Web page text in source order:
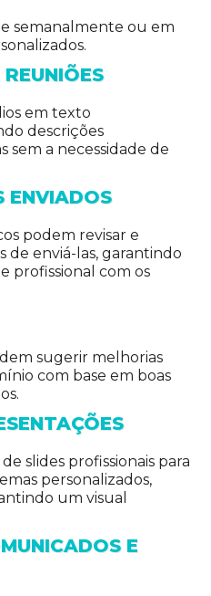
semanalmente ou em
em texto
descrições
sem a necessidade de
ENVIADOS
podem revisar e
de enviá-las, garantindo
profissional com os
sugerir melhorias
com base em boas
slides profissionais para
personalizados,
um visual
E